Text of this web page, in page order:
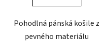
Pohodlná pánská košile z
pevného materiálu